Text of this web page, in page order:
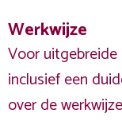
Werkwijze
Voor
inclusief een
over de